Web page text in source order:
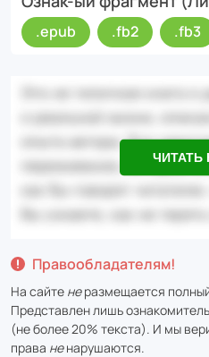
.epub .fb2 .fb3
ЧИТАТЬ
Правообладателям!
На сайте неразмещается
Представлен лишь
(не более 20% текста). И мы
права ненарушаются.